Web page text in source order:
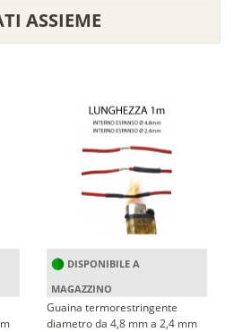
ASSIEME
DISPONIBILE A
MAGAZZINO
Guaina termorestringente
diametro da 4,8 mm a 2,4 mm